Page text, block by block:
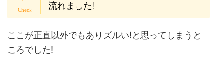
流れました!
ここが正直以外でもありズルい!と思ってしまうと
ころでした!